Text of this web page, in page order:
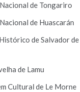
de Tongariro
de Huascarán
de Salvador de
de Lamu
Cultural de Le Morne